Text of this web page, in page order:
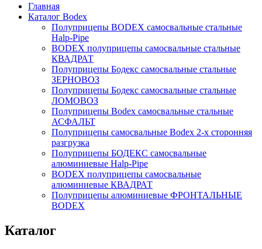
Главная
Каталог Bodex
Полуприцепы BODEX самосвальные стальные
Нalp-Pipe
BODEX полуприцепы самосвальные стальные
КВАДРАТ
Полуприцепы Бодекс самосвальные стальные
ЗЕРНОВОЗ
Полуприцепы Бодекс самосвальные стальные
ЛОМОВОЗ
Полуприцепы Bodex самосвальные стальные
АСФАЛЬТ
Полуприцепы самосвальные Bodex 2-х сторонняя
разгрузка
Полуприцепы БОДЕКС самосвальные
алюминиевые Нalp-Pipe
BODEX полуприцепы самосвальные
алюминиевые КВАДРАТ
Полуприцепы алюминиевые ФРОНТАЛЬНЫЕ
BODEX
Каталог